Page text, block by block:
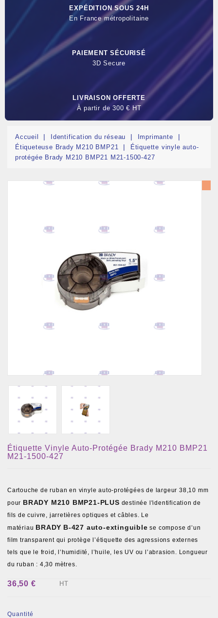
EXPÉDITION SOUS 24H
En France métropolitaine
PAIEMENT SÉCURISÉ
3D Secure
LIVRAISON OFFERTE
À partir de 300 € HT
Accueil Identification du réseau
Imprimante
Étiqueteuse Brady M210 BMP21
Étiquette vinyle auto-
protégée Brady M210 BMP21 M21-1500-427
Promo !
Étiquette Vinyle Auto-Protégée Brady M210 BMP21
M21-1500-427
Cartouche de ruban en vinyle auto-protégées de largeur 38,10 mm
pour BRADY M210 BMP21-PLUS destinée l'identification de
fils de cuivre, jarretières optiques et câbles. Le
matériau BRADY B-427 auto-extinguible se compose d’un
film transparent qui protège l’étiquette des agressions externes
tels que le froid, l’humidité, l’huile, les UV ou l’abrasion. Longueur
du ruban : 4,30 mètres.
36,50 € HT
Quantité